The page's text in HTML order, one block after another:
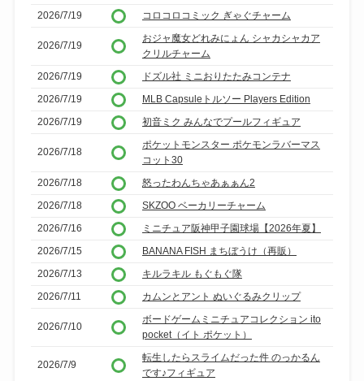
2026/7/19 コロコロコミック ぎゃぐチャーム
2026/7/19
おジャ魔女どれみにょん シャカシャカア
クリルチャーム
2026/7/19
ドズル社 ミニおりたたみコンテナ
2026/7/19
MLB Capsuleトルソー Players Edition
2026/7/19
初音ミク みんなでプールフィギュア
2026/7/18
ポケットモンスター ポケモンラバーマス
コット30
2026/7/18
怒ったわんちゃあぁぁん2
2026/7/18
SKZOO ベーカリーチャーム
2026/7/16
ミニチュア阪神甲子園球場【2026年夏】
2026/7/15
BANANA FISH まちぼうけ（再販）
2026/7/13
キルラキル もぐもぐ隊
2026/7/11
カムンとアント ぬいぐるみクリップ
2026/7/10
ボードゲームミニチュアコレクション ito
pocket（イト ポケット）
2026/7/9
転生したらスライムだった件 のっかるん
です♪フィギュア